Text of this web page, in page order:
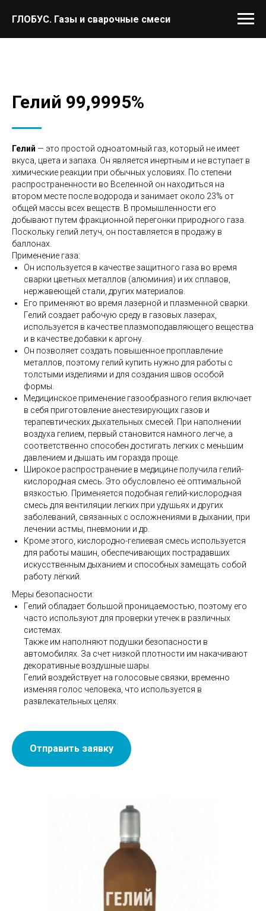
ГЛОБУС. Газы и сварочные смеси
Гелий 99,9995%
Гелий — это простой одноатомный газ, который не имеет
вкуса, цвета и запаха. Он является инертным и не вступает в
химические реакции при обычных условиях. По степени
распространенности во Вселенной он находиться на
втором месте после водорода и занимает около 23% от
общей массы всех веществ. В промышленности его
добывают путем фракционной перегонки природного газа.
Поскольку гелий летуч, он поставляется в продажу в
баллонах.
Применение газа:
Он используется в качестве защитного газа во время
сварки цветных металлов (алюминия) и их сплавов,
нержавеющей стали, других материалов.
Его применяют во время лазерной и плазменной сварки.
Гелий создает рабочую среду в газовых лазерах,
используется в качестве плазмоподавляющего вещества
и в качестве добавки к аргону.
Он позволяет создать повышенное проплавление
металлов, поэтому гелий купить нужно для работы с
толстыми изделиями и для создания швов особой
формы.
Медицинское применение газообразного гелия включает
в себя приготовление анестезирующих газов и
терапевтических дыхательных смесей. При наполнении
воздуха гелием, первый становится намного легче, а
соответственно способен достигать легких с меньшим
давлением и дышать им горазда проще.
Широкое распространение в медицине получила гелий-
кислородная смесь. Это обусловлено её оптимальной
вязкостью. Применяется подобная гелий-кислородная
смесь для вентиляции легких при удушьях и других
заболеваний, связанных с осложнениями в дыхании, при
лечении астмы, пневмонии и др.
Кроме этого, кислородно-гелиевая смесь используется
для работы машин, обеспечивающих пострадавших
искусственным дыханием и способных замещать собой
работу лёгкий.
Меры безопасности:
Гелий обладает большой проницаемостью, поэтому его
часто используют для проверки утечек в различных
системах.
Также им наполняют подушки безопасности в
автомобилях. За счет низкой плотности им накачивают
декоративные воздушные шары.
Гелий воздействует на голосовые связки, временно
изменяя голос человека, что используется в
развлекательных целях.
Отправить заявку